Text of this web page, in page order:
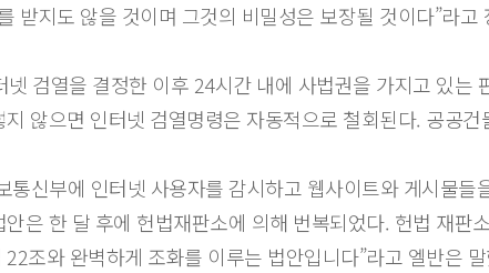
받지도 않을 것이며 그것의 비밀성은 보장될 것이다”라
넷 검열을 결정한 이후 24시간 내에 사법권을 가지고 있
않으면 인터넷 검열명령은 자동적으로 철회된다. 공공
통신부에 인터넷 사용자를 감시하고 웹사이트와 게시물
은 한 달 후에 헌법재판소에 의해 번복되었다. 헌법 재
조와 완벽하게 조화를 이루는 법안입니다”라고 엘반은